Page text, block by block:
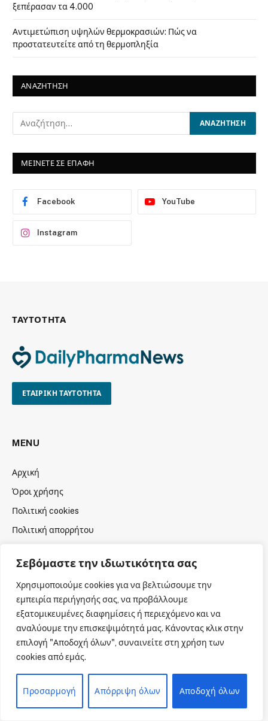
Σεβόμαστε την ιδιωτικότητα σας
Χρησιμοποιούμε cookies για να βελτιώσουμε την
εμπειρία περιήγησής σας, να προβάλλουμε
εξατομικευμένες διαφημίσεις ή περιεχόμενο και να
αναλύουμε την επισκεψιμότητά μας. Κάνοντας κλικ στην
επιλογή "Αποδοχή όλων", συναινείτε στη χρήση των
cookies από εμάς.
Προσαρμογή Απόρριψη όλων Αποδοχή όλων
ξεπέρασαν τα 4.000
Αντιμετώπιση υψηλών θερμοκρασιών: Πώς να
προστατευτείτε από τη θερμοπληξία
ΑΝΑΖΗΤΗΣΗ
ΜΕΙΝΕΤΕ ΣΕ ΕΠΑΦΗ
Facebook YouTube
Instagram
ΤΑΥΤΟΤΗΤΑ
ΕΤΑΙΡΙΚΗ ΤΑΥΤΟΤΗΤΑ
MENU
Αρχική
Όροι χρήσης
Πολιτική cookies
Πολιτική απορρήτου
Επικοινωνία